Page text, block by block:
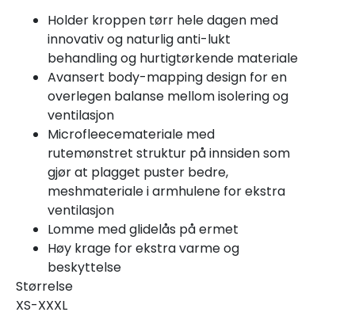
Holder kroppen tørr hele dagen med
innovativ og naturlig anti-lukt
behandling og hurtigtørkende materiale
Avansert body-mapping design for en
overlegen balanse mellom isolering og
ventilasjon
Microfleecemateriale med
rutemønstret struktur på innsiden som
gjør at plagget puster bedre,
meshmateriale i armhulene for ekstra
ventilasjon
Lomme med glidelås på ermet
Høy krage for ekstra varme og
beskyttelse
Størrelse
XS-XXXL